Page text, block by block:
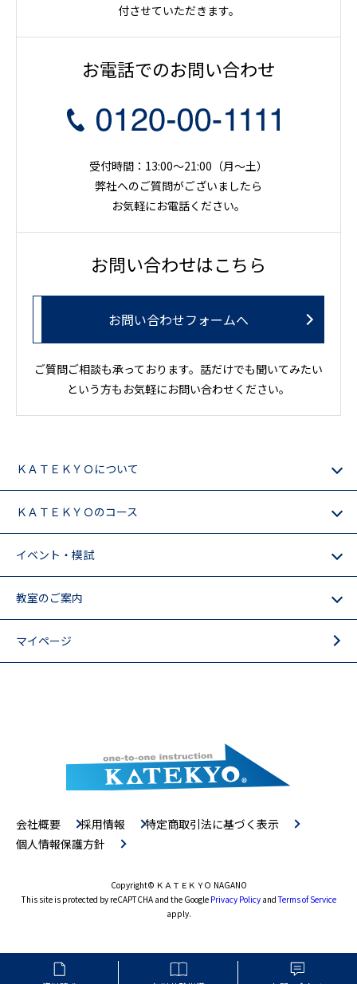
付させていただきます。
お電話でのお問い合わせ
受付時間：13:00～21:00（月〜土）
弊社へのご質問がございましたら
お気軽にお電話ください。
お問い合わせはこちら
お問い合わせフォームへ
ご質問ご相談も承っております。話だけでも聞いてみたい
という方もお気軽にお問い合わせください。
ＫＡＴＥＫＹＯについて
ＫＡＴＥＫＹＯのコース
イベント・模試
教室のご案内
マイページ
会社概要 採用情報
特定商取引法に基づく表示
個人情報保護方針
Copyright© ＫＡＴＥＫＹＯ NAGANO
This site is protected by reCAPTCHA and the Google Privacy PolicyandTerms of Service
apply.